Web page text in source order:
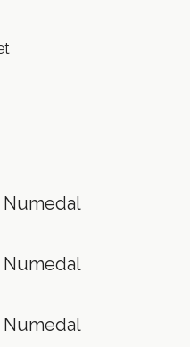
Numedal
Numedal
Numedal